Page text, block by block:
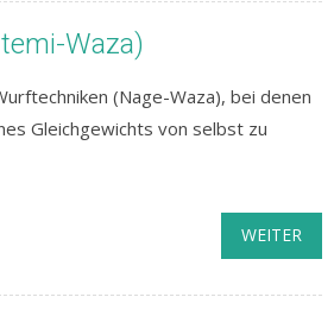
Waza)
(Nage-Waza), bei denen
Gleichgewichts von selbst zu
WEITER